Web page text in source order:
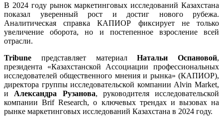
В 2024 году рынок маркетинговых исследований Казахстана
показал уверенный рост и достиг нового рубежа.
Аналитическая справка КАПИОР фиксирует не только
увеличение оборота, но и постепенное взросление всей
отрасли.
Tribune представляет материалНатальи Оспановой,
президента «Казахстанской Ассоциации профессиональных
исследователей общественного мнения и рынка» (КАПИОР),
директора группы исследовательской компании Alvin Market,
и Александра Рузанова, руководителя исследовательской
компании Brif Research, о ключевых трендах и вызовах на
рынке маркетинговых исследований Казахстана в 2024 году.